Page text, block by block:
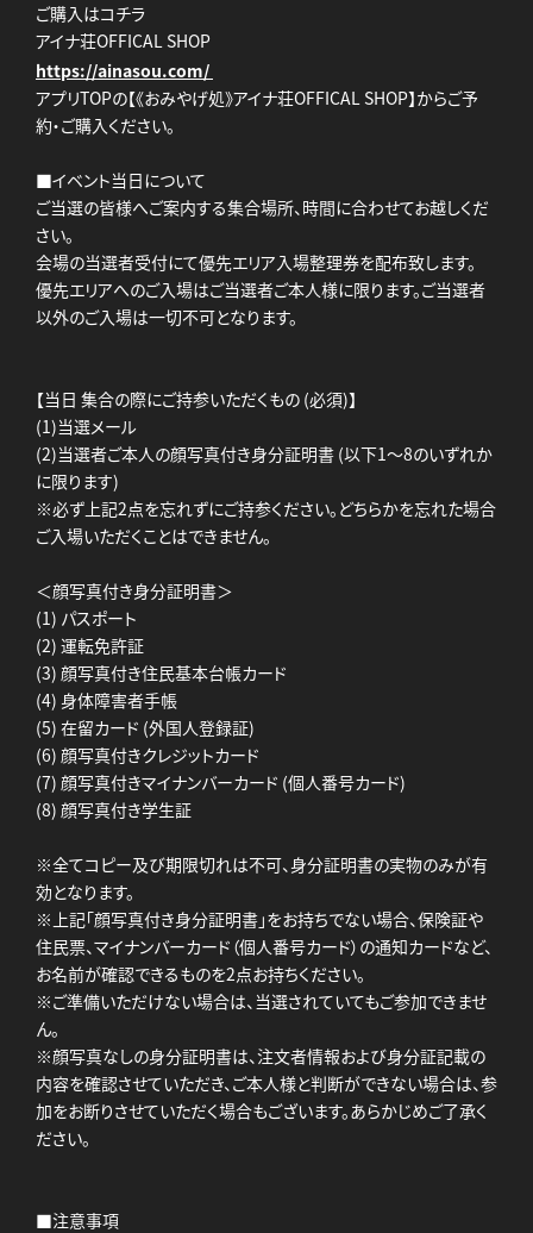
ご購入はコチラ
アイナ荘OFFICAL SHOP
https://ainasou.com/
アプリTOPの【《おみやげ処》アイナ荘OFFICAL SHOP】からご予
約・ご購入ください。
■イベント当日について
ご当選の皆様へご案内する集合場所、時間に合わせてお越しくだ
さい。
会場の当選者受付にて優先エリア入場整理券を配布致します。
優先エリアへのご入場はご当選者ご本人様に限ります。ご当選者
以外のご入場は一切不可となります。
【当日 集合の際にご持参いただくもの (必須)】
(1)当選メール
(2)当選者ご本人の顔写真付き身分証明書 (以下1～8のいずれか
に限ります)
※必ず上記2点を忘れずにご持参ください。どちらかを忘れた場合
ご入場いただくことはできません。
＜顔写真付き身分証明書＞
(1) パスポート
(2) 運転免許証
(3) 顔写真付き住民基本台帳カード
(4) 身体障害者手帳
(5) 在留カード (外国人登録証)
(6) 顔写真付きクレジットカード
(7) 顔写真付きマイナンバーカード (個人番号カード)
(8) 顔写真付き学生証
※全てコピー及び期限切れは不可、身分証明書の実物のみが有
効となります。
※上記「顔写真付き身分証明書」をお持ちでない場合、保険証や
住民票、マイナンバーカード（個人番号カード）の通知カードなど、
お名前が確認できるものを2点お持ちください。
※ご準備いただけない場合は、当選されていてもご参加できませ
ん。
※顔写真なしの身分証明書は、注文者情報および身分証記載の
内容を確認させていただき、ご本人様と判断ができない場合は、参
加をお断りさせていただく場合もございます。あらかじめご了承く
ださい。
■注意事項